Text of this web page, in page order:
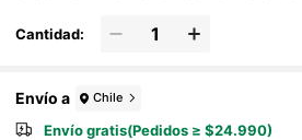
Cantidad:
Envío a Chile
Envío gratis(Pedidos ≥ $24.990)